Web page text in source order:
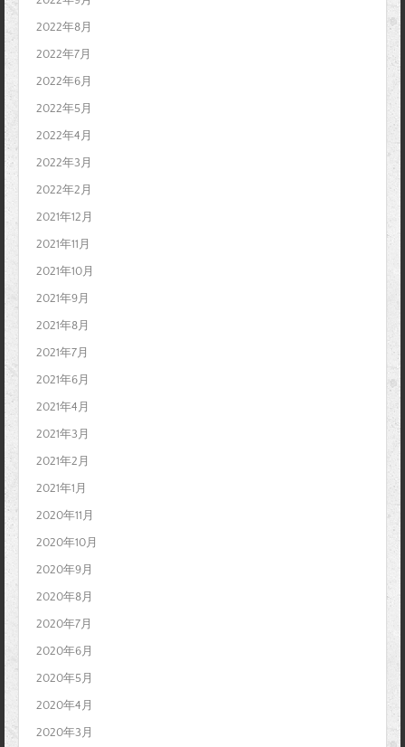
2022年8月
2022年7月
2022年6月
2022年5月
2022年4月
2022年3月
2022年2月
2021年12月
2021年11月
2021年10月
2021年9月
2021年8月
2021年7月
2021年6月
2021年4月
2021年3月
2021年2月
2021年1月
2020年11月
2020年10月
2020年9月
2020年8月
2020年7月
2020年6月
2020年5月
2020年4月
2020年3月